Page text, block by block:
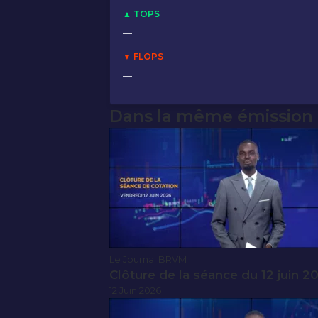
▲ TOPS
—
▼ FLOPS
—
Dans la même émission
Le Journal BRVM
Clôture de la séance du 12 juin